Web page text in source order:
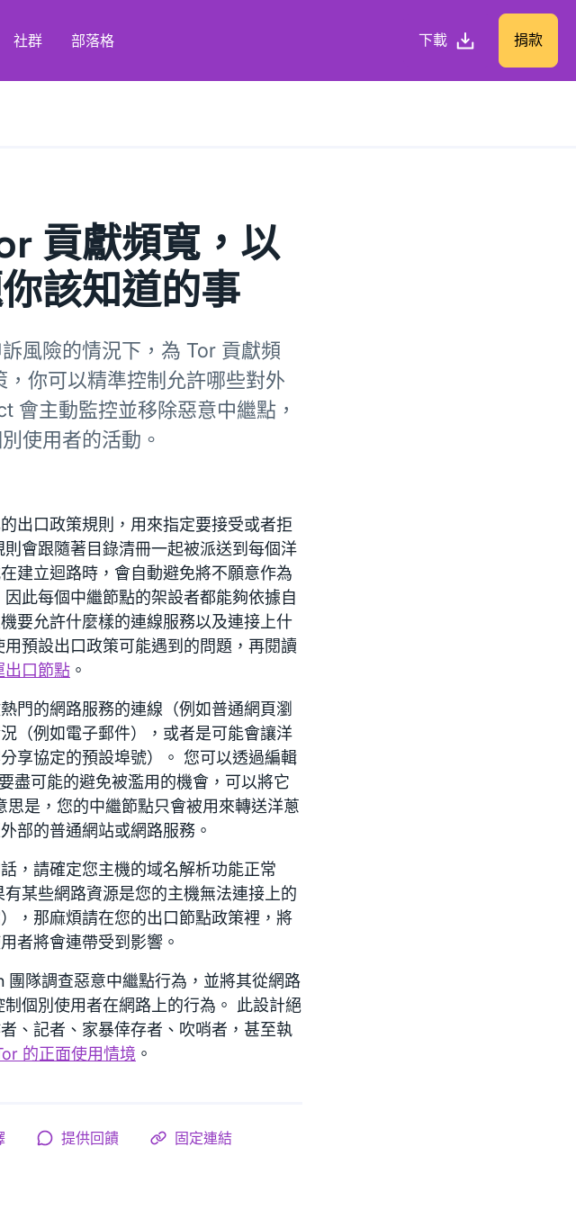
社群 部落格 下載 捐款
貢獻頻寬，以
該知道的事
風險的情況下，為 Tor 貢獻頻
你可以精準控制允許哪些對外
會主動監控並移除惡意中繼點，
使用者的活動。
出口政策規則，用來指定要接受或者拒
會跟隨著目錄清冊一起被派送到每個洋
建立迴路時，會自動避免將不願意作為
此每個中繼節點的架設者都能夠依據自
要允許什麼樣的連線服務以及連接上什
預設出口政策可能遇到的問題，再閱讀
出口節點 。
門的網路服務的連線（例如普通網頁瀏
（例如電子郵件），或者是可能會讓洋
享協定的預設埠號）。 您可以透過編輯
盡可能的避免被濫用的機會，可以將它
是，您的中繼節點只會被用來轉送洋蔥
部的普通網站或網路服務。
，請確定您主機的域名解析功能正常
有某些網路資源是您的主機無法連接上的
，那麻煩請在您的出口節點政策裡，將
者將會連帶受到影響。
隊調查惡意中繼點行為，並將其從網路
個別使用者在網路上的行為。 此設計絕
、記者、家暴倖存者、吹哨者，甚至執
的正面使用情境 。
提供回饋 固定連結